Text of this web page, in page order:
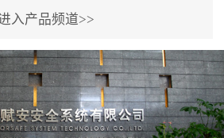
探
。
影
体
用了具有仲裁机制和冗余
校验的总线传输技术、线
路状态检测与保护技术、
后向光电感烟探测技术、
入产品频道>>